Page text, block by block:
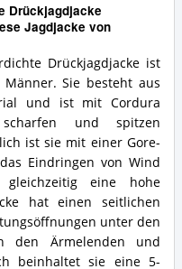
Drückjagdjacke
Jagdjacke von
Drückjagdjacke ist
Sie besteht aus
und ist mit Cordura
und spitzen
ist sie mit einer Gore-
Eindringen von Wind
eine hohe
hat einen seitlichen
unter den
den Ärmelenden und
beinhaltet sie eine 5-